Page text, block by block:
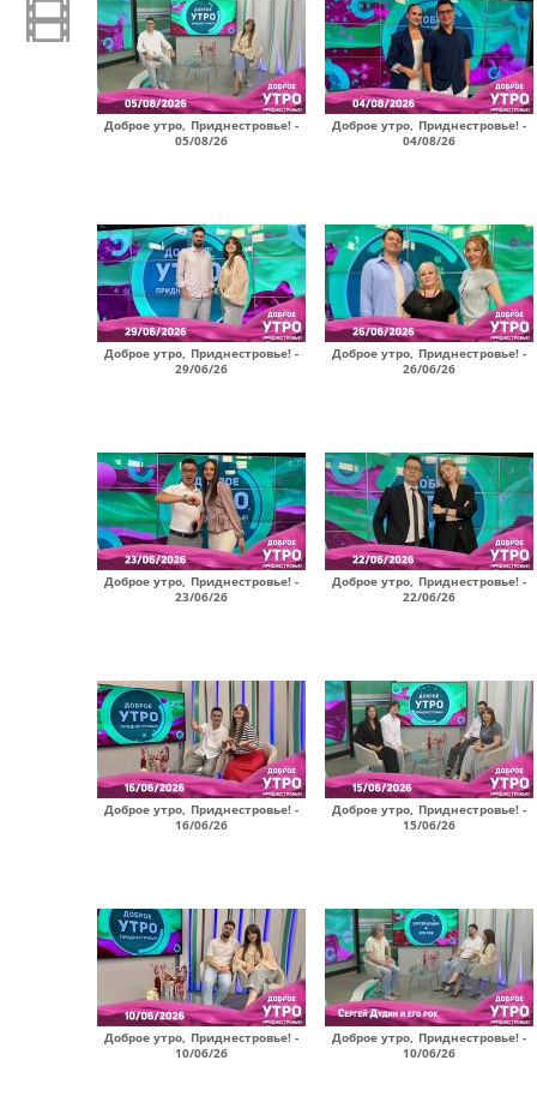
Доброе утро, Приднестровье! -
05/08/26
Доброе утро, Приднестровье! -
04/08/26
Доброе утро, Приднестровье! -
29/06/26
Доброе утро, Приднестровье! -
26/06/26
Доброе утро, Приднестровье! -
23/06/26
Доброе утро, Приднестровье! -
22/06/26
Доброе утро, Приднестровье! -
16/06/26
Доброе утро, Приднестровье! -
15/06/26
Доброе утро, Приднестровье! -
10/06/26
Доброе утро, Приднестровье! -
10/06/26